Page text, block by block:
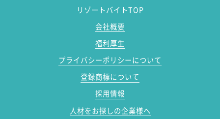
リゾートバイトTOP
会社概要
福利厚生
プライバシーポリシーについて
登録商標について
採用情報
人材をお探しの企業様へ